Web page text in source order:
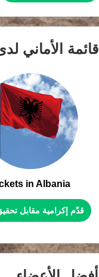
قائمة الأماني
in Albania
قدّم إكرامية مقابل